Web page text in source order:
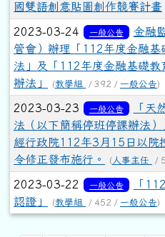
國雙語創意貼圖創作競賽計畫
2023-03-24 一般公告
金融
管會）辦理「112年度金融基
法」及「112年度金融基礎教
辦法」
(教學組 / 392 / 一般公告)
2023-03-23 一般公告
「天
法（以下簡稱停班停課辦法
經行政院112年3月15日以
令修正發布施行。
( 人事主任 /
2023-03-22 一般公告
「
認證」
(教學組 / 452 / 一般公告)